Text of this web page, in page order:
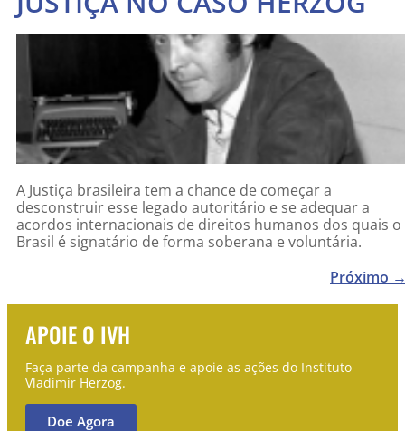
A Justiça brasileira tem a chance de começar a
desconstruir esse legado autoritário e se adequar a
acordos internacionais de direitos humanos dos quais o
Brasil é signatário de forma soberana e voluntária.
Próximo
APOIE O IVH
Faça parte da campanha e apoie as ações do Instituto
Vladimir Herzog.
Doe Agora